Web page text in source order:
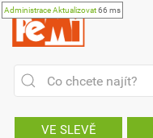
AdministraceAktualizovat66 ms
VE SLEVĚ